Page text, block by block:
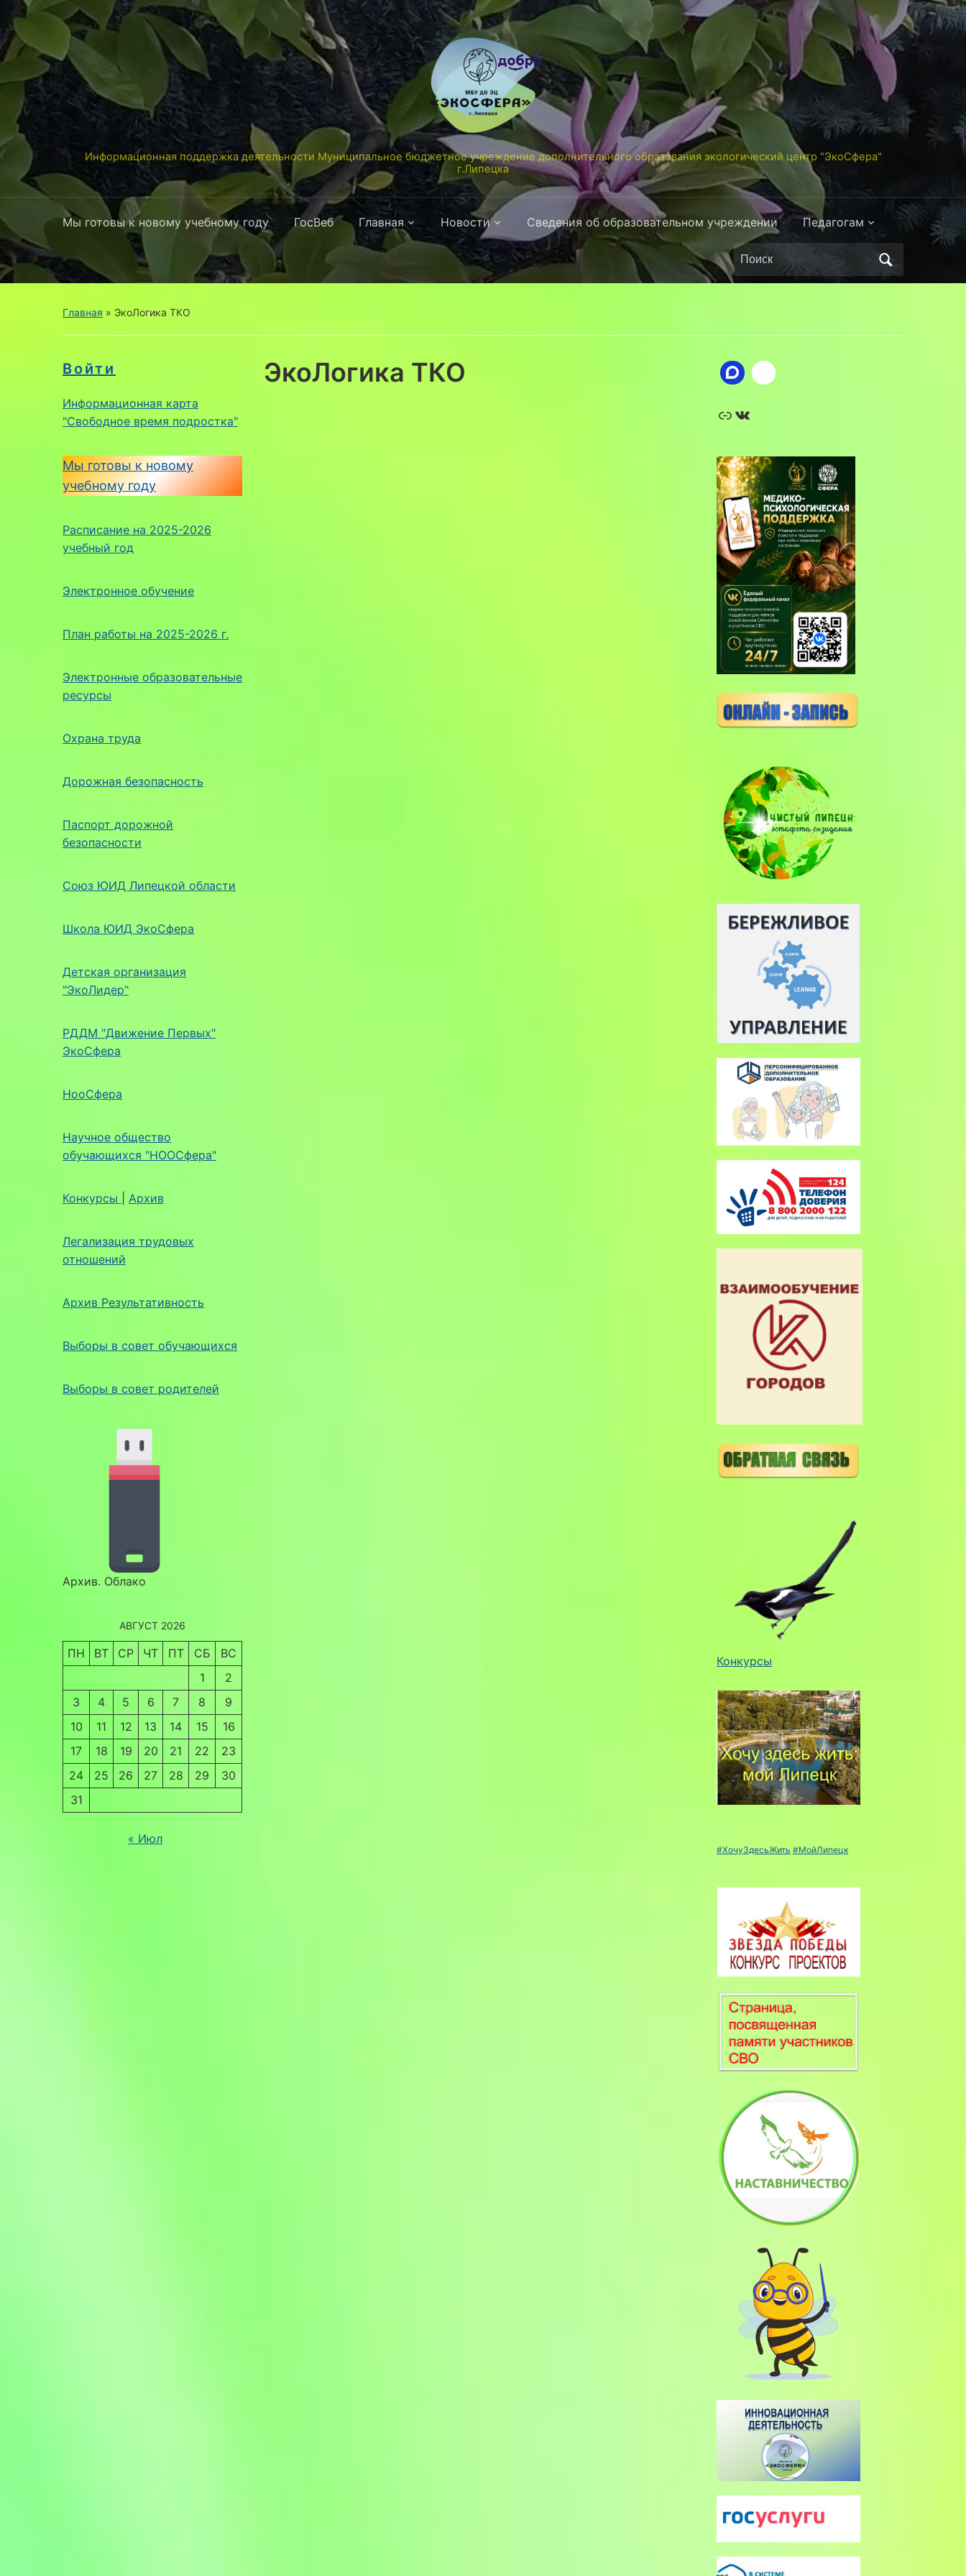
Информационная поддержка деятельности Муниципальное бюджетное учреждение дополнительного образования экологический центр "ЭкоСфера"
г.Липецка
Мы готовы к новому учебному году ГосВеб Главная Новости Сведения об образовательном учреждении Педагогам
Поиск
по:
Главная » ЭкоЛогика ТКО
Войти
Информационная карта
"Свободное время подростка"
Мы готовы к новому
учебному году
Расписание на 2025-2026
учебный год
Электронное обучение
План работы на 2025-2026 г.
Электронные образовательные
ресурсы
Охрана труда
Дорожная безопасность
Паспорт дорожной
безопасности
Союз ЮИД Липецкой области
Школа ЮИД ЭкоСфера
Детская организация
"ЭкоЛидер"
РДДМ "Движение Первых"
ЭкоСфера
НооСфера
Научное общество
обучающихся "НООСфера"
Конкурсы Архив
Легализация трудовых
отношений
Архив Результативность
Выборы в совет обучающихся
Выборы в совет родителей
Архив. Облако
АВГУСТ 2026
ПН ВТ СР ЧТ ПТ СБ
ВС
1
2
3
4 5 6 7 8
9
10
11 12 13 14 15
16
17
18 19 20 21 22
23
24
25 26 27 28 29
30
31
« Июл
ЭкоЛогика ТКО
Ссылка
Конкурсы
#ХочуЗдесьЖить #МойЛипецк